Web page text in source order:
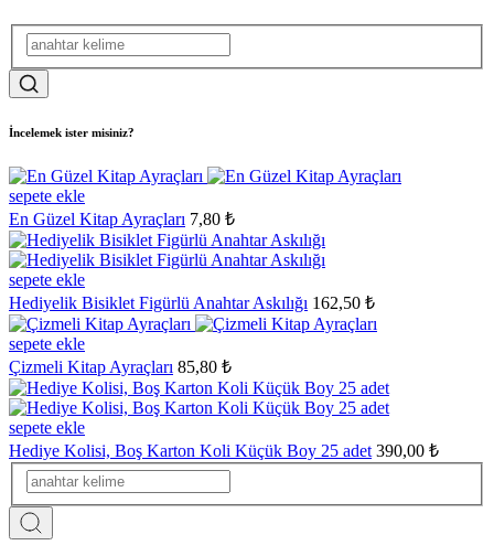
İncelemek ister misiniz?
sepete ekle
En Güzel Kitap Ayraçları 7,80 ₺
sepete ekle
Hediyelik Bisiklet Figürlü Anahtar Askılığı 162,50 ₺
sepete ekle
Çizmeli Kitap Ayraçları 85,80 ₺
sepete ekle
Hediye Kolisi, Boş Karton Koli Küçük Boy 25 adet 390,00 ₺